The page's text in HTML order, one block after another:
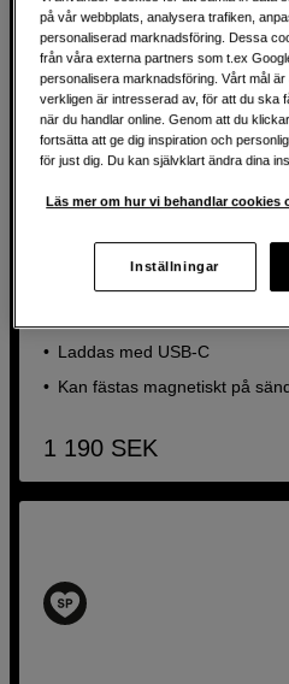
Kompakt TTL-blixt för
Godox Flash Kit IT32 TTL
Laddas med USB-C
Kan fästas magnetiskt på
1 190 SEK
på vår webbplats, analysera trafiken,
personaliserad marknadsföring. Dessa
från våra externa partners som t.ex
personalisera marknadsföring. Vårt mål
verkligen är intresserad av, för att du ska
när du handlar online. Genom att du
fortsätta att ge dig inspiration och
för just dig. Du kan självklart ändra dina
Läs mer om hur vi behandlar cookies
Inställningar